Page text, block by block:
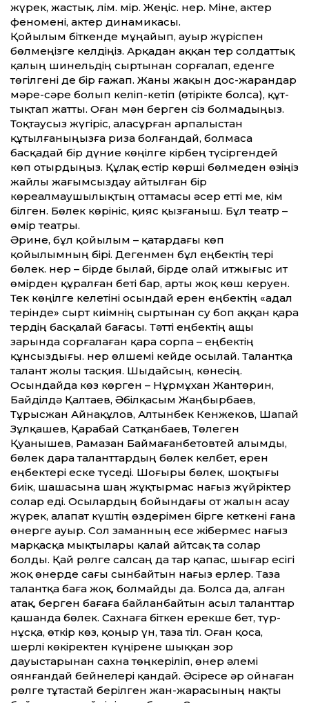
жүрек, жастық. Өлім. Өмір. Жеңіс. Өнер. Міне, актер
феномені, актер динамикасы.
Қойылым біткенде мұңайып, ауыр жүріспен
бөлмеңізге келдіңіз. Арқадан аққан тер солдат­тық
қалың шинельдің сыртынан сорғалап, еденге
төгілгені де бір ғажап. Жаны жақын дос-жарандар
мәре-сәре болып келіп-кетіп (өтірікте болса), құт­
тықтап жат­ты. Оған мән берген сіз болмадыңыз.
Тоқтаусыз жүгіріс, аласұрған арпалыстан
құтылғаныңызға риза болғандай, болмаса
басқадай бір дүние көңілге кірбең түсіргендей
көп отырдыңыз. Құлақ естір көрші бөлмеден өзіңіз
жайлы жағымсыздау айтылған бір
көреалмаушылықтың от­тамасы әсер ет­ті ме, кім
білген. Бөлек көрініс, қияс қызғаныш. Бұл театр –
өмір театры.
Әрине, бұл қойылым – қатардағы көп
қойылымның бірі. Дегенмен бұл еңбектің тері
бөлек. Өнер – бірде былай, бірде олай итжығыс ит
өмірден құралған беті бар, арты жоқ көш керуен.
Тек көңілге келетіні осындай ерен еңбектің «адал
терінде» сырт киімнің сыртынан су боп аққан қара
тердің басқалай бағасы. Тәт­ті еңбектің ащы
зарында сорғалаған қара сорпа – еңбектің
құнсыздығы. Өнер өлшемі кейде осылай. Талантқа
талант жолы тасқия. Шыдайсың, көнесің.
Осындайда көз көрген – Нұрмұхан Жантөрин,
Байділдә Қалтаев, Әбілқасым Жаңбырбаев,
Тұрысжан Айнақұлов, Алтынбек Кенжеков, Шапай
Зұлқашев, Қарабай Сатқанбаев, Төлеген
Қуанышев, Рамазан Баймағанбетовтей алымды,
бөлек дара талант­тардың бөлек келбет, ерен
еңбектері еске түседі. Шоғыры бөлек, шоқтығы
биік, шашасына шаң жұқтырмас нағыз жүйріктер
солар еді. Осылардың бойындағы от жалын асау
жүрек, алапат күштің өздерімен бірге кеткені ғана
өнерге ауыр. Сол заманның есе жібермес нағыз
марқасқа мықтылары қалай айтсақ та солар
болды. Қай рөлге салсаң да тар қапас, шығар есігі
жоқ өнерде сағы сынбайтын нағыз ерлер. Таза
талантқа баға жоқ, болмайды да. Болса да, алған
атақ, берген бағаға байланбайтын асыл талант­тар
қашанда бөлек. Сахнаға біткен ерекше бет, түр-
нұсқа, өткір көз, қоңыр үн, таза тіл. Оған қоса,
шерлі көкіректен күңірене шыққан зор
дауыстарынан сахна төңкеріліп, өнер әлемі
оянғандай бейнелері қандай. Әсіресе әр ойнаған
рөлге тұтастай берілген жан-жарасының нақты